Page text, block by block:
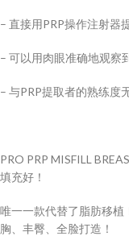
– 直接用PRP操作注射器
– 可以用肉眼准确地观察
– 与PRP提取者的熟练度
PRO PRP MISFILL
填充好！
唯一一款代替了脂肪移植
胸、丰臀、全脸打造！